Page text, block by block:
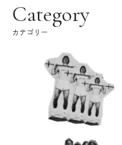
Category
カテゴリー